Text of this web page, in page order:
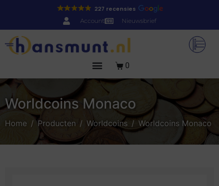
227 recensies
Account Nieuwsbrief
0
Worldcoins Monaco
Home Producten Worldcoins Worldcoins Monaco